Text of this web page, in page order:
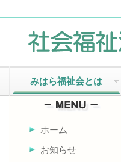
みはら福祉会とは
ホーム
お知らせ